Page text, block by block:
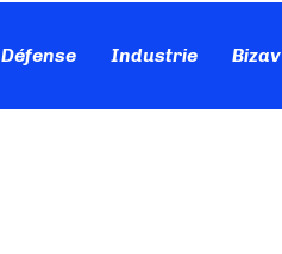
Défense Industrie Bizav